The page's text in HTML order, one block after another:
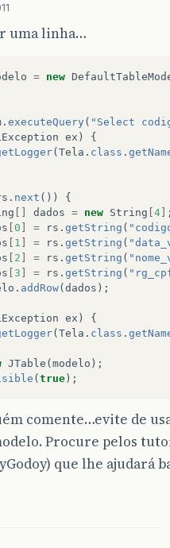
uma linha…
= new
. executeQuery ( "Select
ex )
{
( Tela . class .
. next ())
{
dados = new String 4
0 = rs . getString (
1 = rs . getString (
2 = rs . getString (
3 = rs . getString (
. addRow( dados );
ex )
{
( Tela . class .
JTable ( modelo );
( true );
comente…evite de
Procure pelos
que lhe ajudará